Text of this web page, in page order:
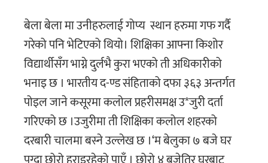
बेला बेला मा उनीहरुलाई गोप्य स्थान हरुमा गफ गर्दै
गरेको पनि भेटिएको थियो। शिक्षिका आफ्ना किशोर
विद्यार्थीसँग भाग्ने दुर्लभै कुरा भएको ती अधिकारीको
भनाइ छ । भारतीय द-ण्ड संहिताको दफा ३६३ अन्तर्गत
पोइल जाने कसूरमा कलोल प्रहरीसमक्ष उ*जुरी दर्ता
गरिएको छ ।उजुरीमा ती शिक्षिका कलोल शहरको
दरबारी चालमा बस्ने उल्लेख छ ।‘म बेलुका ७ बजे घर